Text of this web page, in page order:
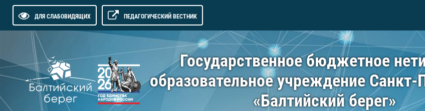
ДЛЯ СЛАБОВИДЯЩИХ ПЕДАГОГИЧЕСКИЙ ВЕСТНИК
Государственное бюджетное
образовательное учреждение Санкт-
«Балтийский берег»